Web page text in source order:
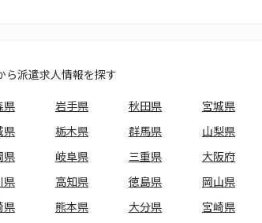
ら派遣求人情報を探す
県 岩手県 秋田県 宮城県
県 栃木県 群馬県 山梨県
県 岐阜県 三重県 大阪府
県 高知県 徳島県 岡山県
県 熊本県 大分県 宮崎県